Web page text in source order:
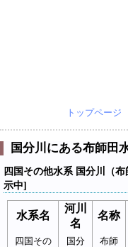
トップページ
国分川にある布師田
四国その他水系 国分川（
示中]
水系名
河川
名
名称
四国その
国分
布師